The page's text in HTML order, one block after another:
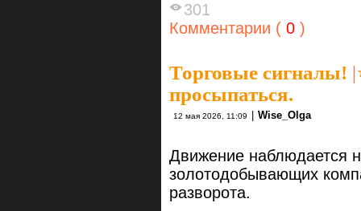
301
Комментарии ( 0 )
Торговые сигналы! |
просыпаться.
12 мая 2026, 11:09 Wise_Olga
Движение наблюдается
золотодобывающих
разворота.